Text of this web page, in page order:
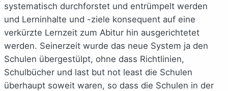
systematisch durchforstet und entrümpelt werden
und Lerninhalte und -ziele konsequent auf eine
verkürzte Lernzeit zum Abitur hin ausgerichtetet
werden. Seinerzeit wurde das neue System ja den
Schulen übergestülpt, ohne dass Richtlinien,
Schulbücher und last but not least die Schulen
überhaupt soweit waren, so dass die Schulen in der